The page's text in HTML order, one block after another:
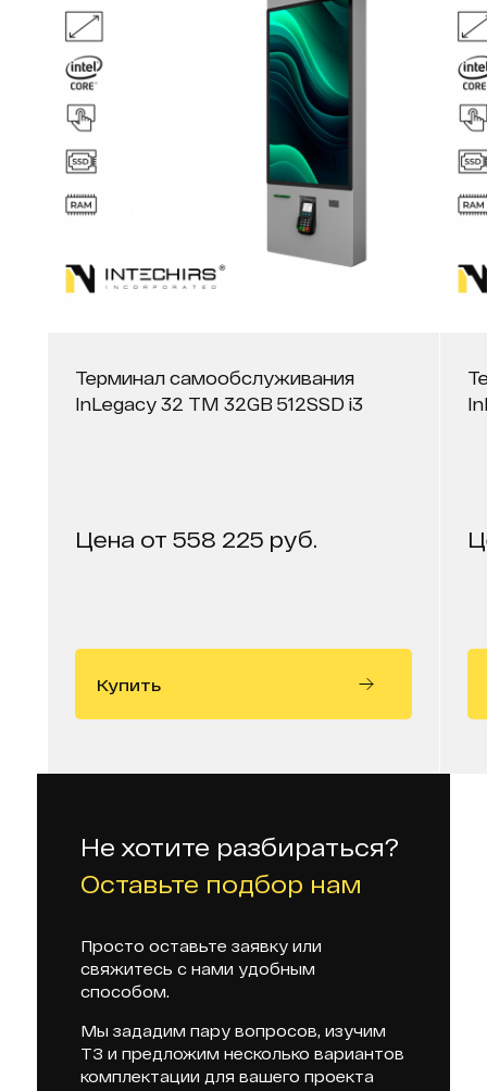
Терминал самообслуживания
InLegacy 32 ТМ 32GB 512SSD i3
Цена от 558 225 руб.
Купить
Не хотите разбираться?
Оставьте подбор нам
Просто оставьте заявку или
свяжитесь с нами удобным
способом.
Мы зададим пару вопросов, изучим
ТЗ и предложим несколько вариантов
комплектации для вашего проекта